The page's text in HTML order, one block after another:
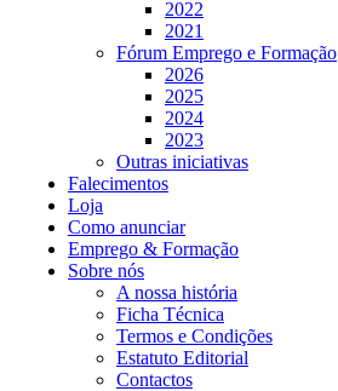
2022
2021
Fórum Emprego e Formação
2026
2025
2024
2023
Outras iniciativas
Falecimentos
Loja
Como anunciar
Emprego & Formação
Sobre nós
A nossa história
Ficha Técnica
Termos e Condições
Estatuto Editorial
Contactos